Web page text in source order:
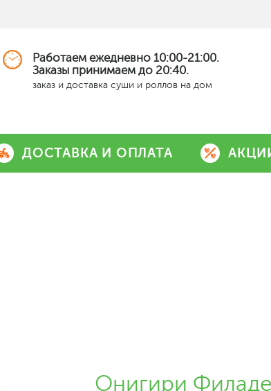
Работаем ежедневно 10:00-21:00.
Заказы принимаем до 20:40.
заказ и доставка суши и роллов на дом
ДОСТАВКА И ОПЛАТА
Онигири